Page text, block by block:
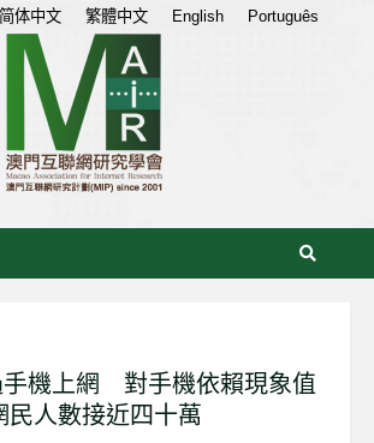
手機上網 對手機依賴現象值
民人數接近四十萬
简体中文 繁體中文 English Português